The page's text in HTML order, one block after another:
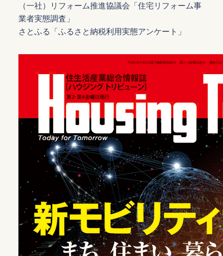
（一社）リフォーム推進協議会「住宅リフォーム事
業者実態調査」
さとふる「ふるさと納税利用実態アンケート」